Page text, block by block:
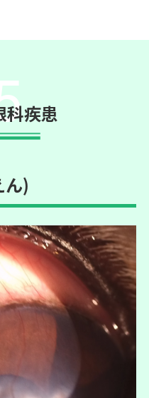
科疾患
ん)